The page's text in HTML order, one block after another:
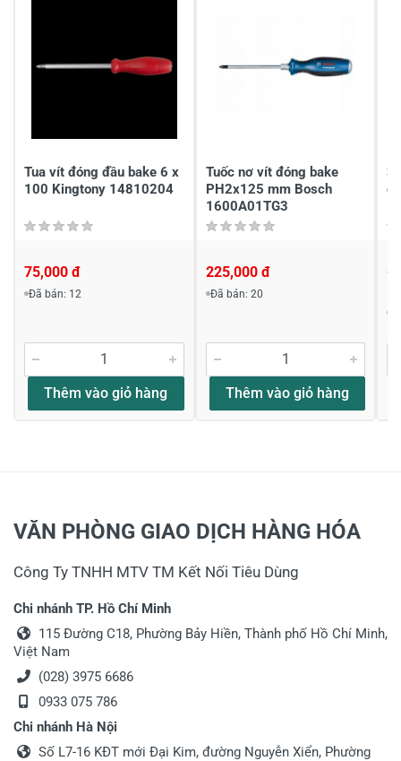
Viết nhận xét về sản phẩm
Gửi nhận xét
Tua vít đóng đầu bake 6 x
100 Kingtony 14810204
75,000 đ
Đã bán: 12
Thêm vào giỏ hàng
Tuốc nơ vít đóng bake
PH2x125 mm Bosch
1600A01TG3
225,000 đ
Đã bán: 20
Thêm vào giỏ hàng
VĂN PHÒNG GIAO DỊCH HÀNG HÓA
Công Ty TNHH MTV TM Kết Nối Tiêu Dùng
Chi nhánh TP. Hồ Chí Minh
115 Đường C18, Phường Bảy Hiền, Thành phố Hồ Chí Minh,
Việt Nam
(028) 3975 6686
0933 075 786
Chi nhánh Hà Nội
Số L7-16 KĐT mới Đại Kim, đường Nguyễn Xiển, Phường